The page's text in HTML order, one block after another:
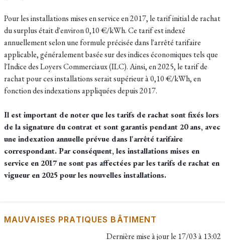
Pour les installations mises en service en 2017, le tarif initial de rachat
du surplus était d'environ 0,10 €/kWh. Ce tarif est indexé
annuellement selon une formule précisée dans l'arrêté tarifaire
applicable, généralement basée sur des indices économiques tels que
l'Indice des Loyers Commerciaux (ILC). Ainsi, en 2025, le tarif de
rachat pour ces installations serait supérieur à 0,10 €/kWh, en
fonction des indexations appliquées depuis 2017.
Il est important de noter que les tarifs de rachat sont fixés lors
de la signature du contrat et sont garantis pendant 20 ans, avec
une indexation annuelle prévue dans l'arrêté tarifaire
correspondant. Par conséquent, les installations mises en
service en 2017 ne sont pas affectées par les tarifs de rachat en
vigueur en 2025 pour les nouvelles installations.
MAUVAISES PRATIQUES BÂTIMENT
Dernière mise à jour le 17/03 à 13:02